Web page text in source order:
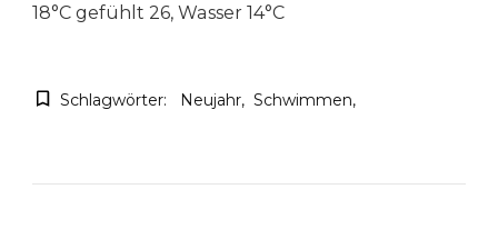
18°C gefühlt 26, Wasser 14°C
Schlagwörter: Neujahr Schwimmen